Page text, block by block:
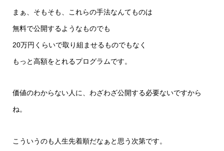
まぁ、そもそも、これらの手法なんてものは
無料で公開するようなものでも
20万円くらいで取り組ませるものでもなく
もっと高額をとれるプログラムです。
価値のわからない人に、わざわざ公開する必要ないですから
ね。
こういうのも人生先着順だなぁと思う次第です。